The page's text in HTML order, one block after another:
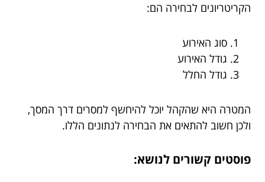
הקריטריונים לבחירה הם:
סוג האירוע
גודל האירוע
גודל החלל
המטרה היא שהקהל יוכל להיחשף למסרים דרך המסך,
ולכן חשוב להתאים את הבחירה לנתונים הללו.
פוסטים קשורים לנושא: